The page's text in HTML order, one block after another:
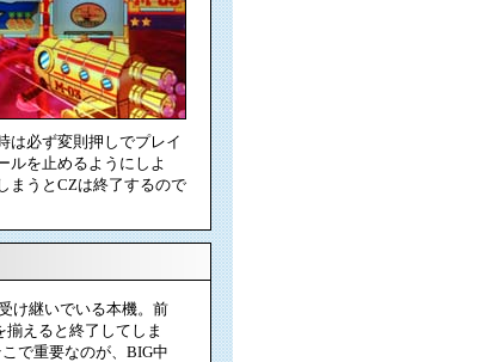
は必ず変則押しでプレイ
ルを止めるようにしよ
まうとCZは終了するので
け継いでいる本機。前
えると終了してしま
で重要なのが、BIG中